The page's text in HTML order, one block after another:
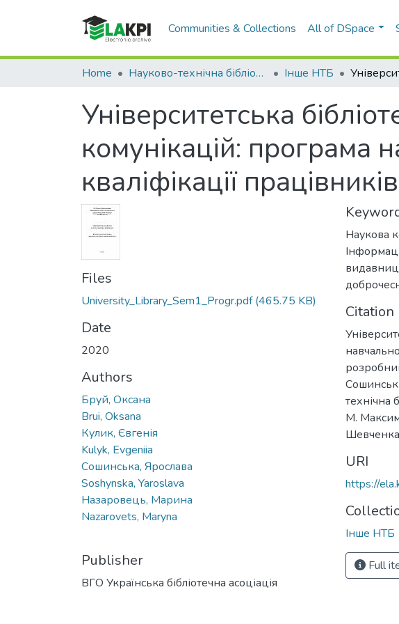
Communities & Collections All of DSpace
Home Науково-технічна бібліотека Інше НТБ
Університетська
комунікацій: програма
кваліфікації
Files
University_Library_Sem1_Progr.pdf(465.75 KB)
Date
2020
Authors
Бруй, Оксана
Brui, Oksana
Кулик, Євгенія
Kulyk, Evgeniia
Сошинська, Ярослава
Soshynska, Yaroslava
Назаровець, Марина
Nazarovets, Maryna
Publisher
ВГО Українська бібліотечна асоціація
Наукова
Citation
технічна
М.
URI
https://
Інше НТБ
Full